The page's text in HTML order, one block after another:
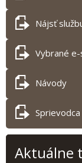
Nájsť
Vybrané
Návody
Sprievodca
Aktuálne